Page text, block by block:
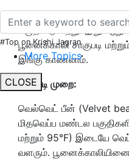
#Top on Krishi Jagran
More Topics
CLOSE
இதன் தாயகம் ஆப்பிரிக்கா
கருதப்படுகிறது. இது ஆறு
பூனைக்காலி சாகுபடி
இங்கு காணலாம்.
சாகுபடி முறை:
வெல்வெட் பீன் (Velvet
மிதவெப்ப மண்டல
மற்றும் 95°F) இடையே
வளரும்.